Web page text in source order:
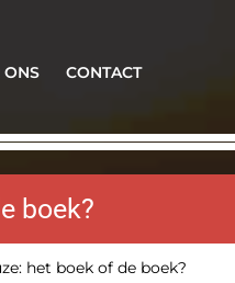
ONS CONTACT
boek?
het boek of de boek?